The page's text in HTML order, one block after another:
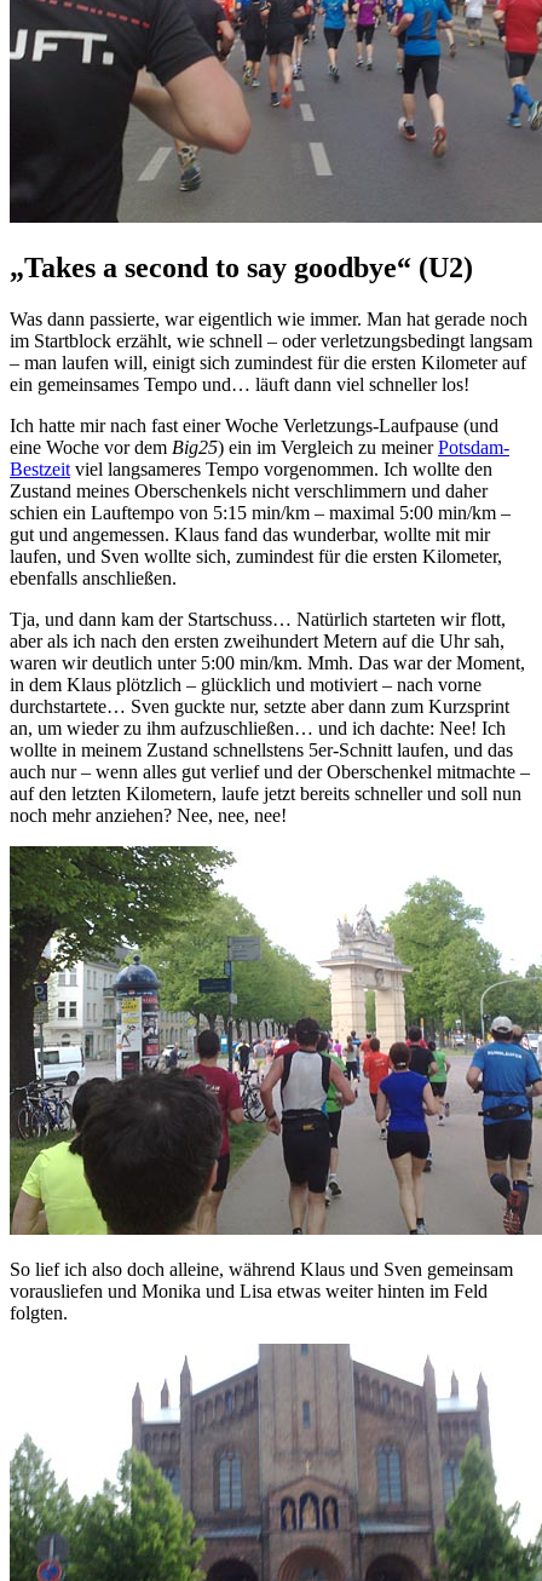
„Takes a second to say goodbye“ (U2)
Was dann passierte, war eigentlich wie immer. Man hat gerade noch
im Startblock erzählt, wie schnell – oder verletzungsbedingt langsam
– man laufen will, einigt sich zumindest für die ersten Kilometer auf
ein gemeinsames Tempo und… läuft dann viel schneller los!
Ich hatte mir nach fast einer Woche Verletzungs-Laufpause (und
eine Woche vor dem Big25) ein im Vergleich zu meinerPotsdam-
Bestzeit viel langsameres Tempo vorgenommen. Ich wollte den
Zustand meines Oberschenkels nicht verschlimmern und daher
schien ein Lauftempo von 5:15 min/km – maximal 5:00 min/km –
gut und angemessen. Klaus fand das wunderbar, wollte mit mir
laufen, und Sven wollte sich, zumindest für die ersten Kilometer,
ebenfalls anschließen.
Tja, und dann kam der Startschuss… Natürlich starteten wir flott,
aber als ich nach den ersten zweihundert Metern auf die Uhr sah,
waren wir deutlich unter 5:00 min/km. Mmh. Das war der Moment,
in dem Klaus plötzlich – glücklich und motiviert – nach vorne
durchstartete… Sven guckte nur, setzte aber dann zum Kurzsprint
an, um wieder zu ihm aufzuschließen… und ich dachte: Nee! Ich
wollte in meinem Zustand schnellstens 5er-Schnitt laufen, und das
auch nur – wenn alles gut verlief und der Oberschenkel mitmachte –
auf den letzten Kilometern, laufe jetzt bereits schneller und soll nun
noch mehr anziehen? Nee, nee, nee!
So lief ich also doch alleine, während Klaus und Sven gemeinsam
vorausliefen und Monika und Lisa etwas weiter hinten im Feld
folgten.